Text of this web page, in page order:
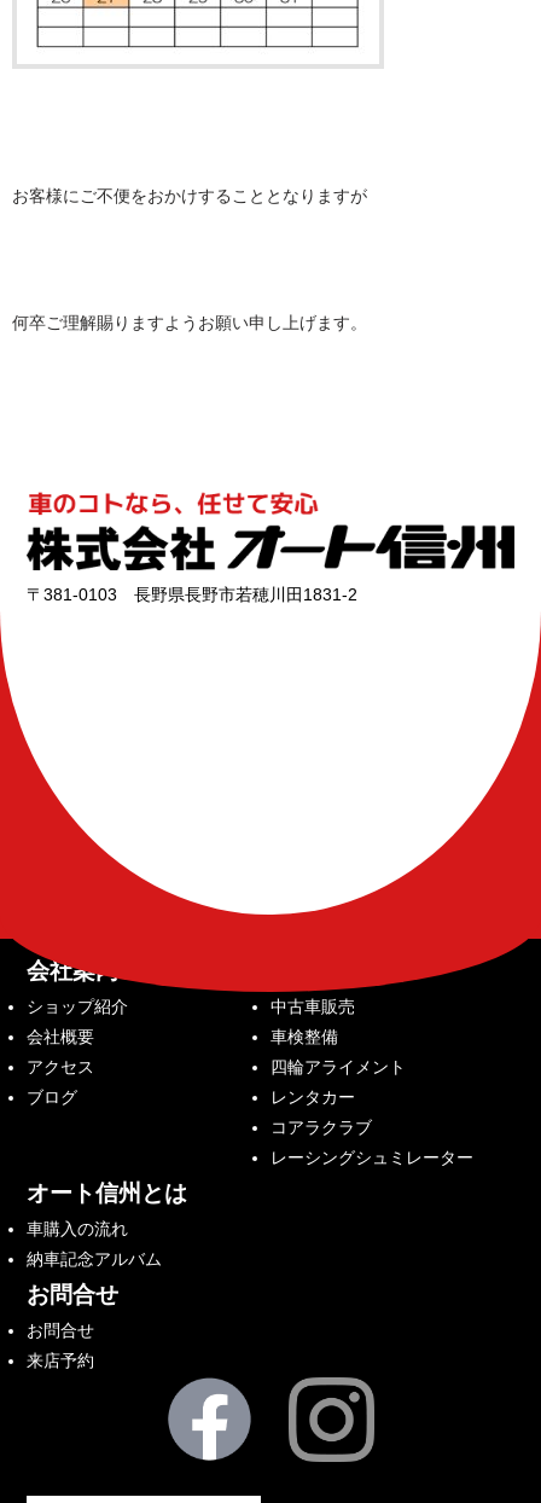
お客様にご不便をおかけすることとなりますが
何卒ご理解賜りますようお願い申し上げます。
〒381-0103 長野県長野市若穂川田1831-2
会社案内
ショップ紹介
会社概要
アクセス
ブログ
中古車販売
車検整備
四輪アライメント
レンタカー
コアラクラブ
レーシングシュミレーター
オート信州とは
車購入の流れ
納車記念アルバム
お問合せ
お問合せ
来店予約